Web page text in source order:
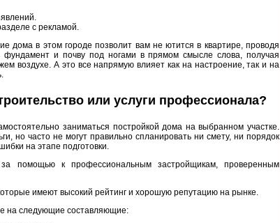
с рекламой.
дома в этом городе позволит вам не ютится в квартире, проводя
фундамент и почву под ногами в прямом смысле слова, получая
воздухе. А это все напрямую влияет как на настроение, так и на
или услуги профессионала?
заниматься постройкой дома на выбранном участке.
но часто не могут правильно спланировать ни смету, ни порядок
на этапе подготовки.
помощью к профессиональным застройщикам, проверенным
имеют высокий рейтинг и хорошую репутацию на рынке.
на следующие составляющие: